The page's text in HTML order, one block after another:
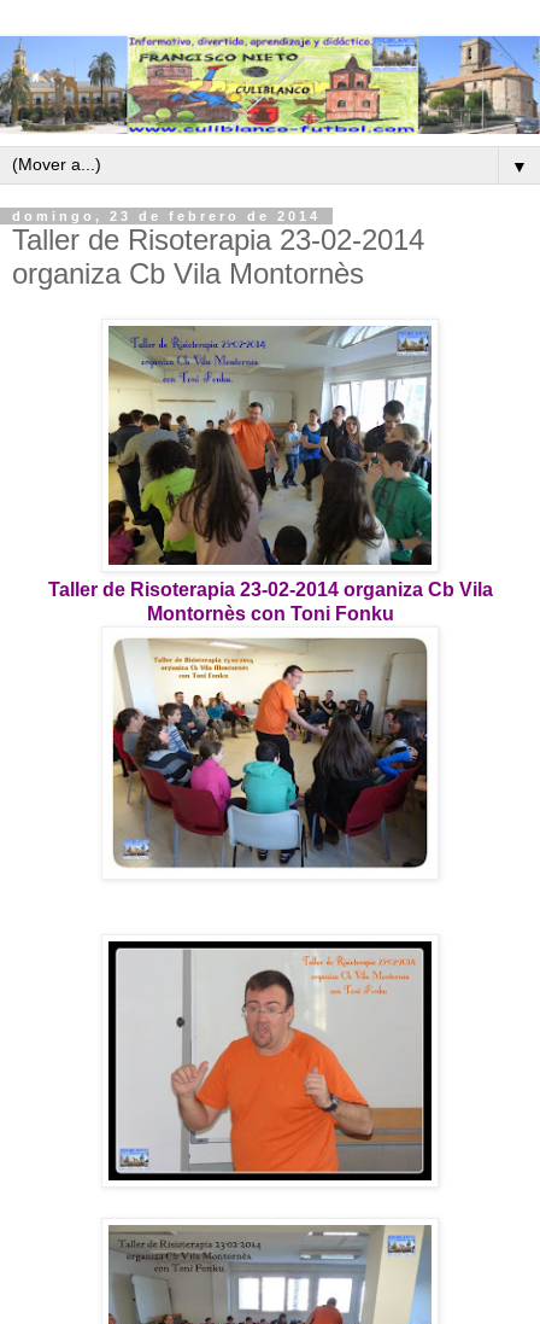
▼
domingo, 23 de febrero de 2014
Taller de Risoterapia 23-02-2014
organiza Cb Vila Montornès
Taller de Risoterapia 23-02-2014 organiza Cb Vila
Montornès con Toni Fonku